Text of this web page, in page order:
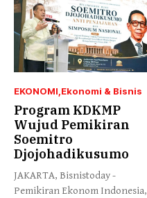
EKONOMI Ekonomi & Bisnis
Program KDKMP
Wujud Pemikiran
Soemitro
Djojohadikusumo
JAKARTA, Bisnistoday -
Pemikiran Ekonom Indonesia,